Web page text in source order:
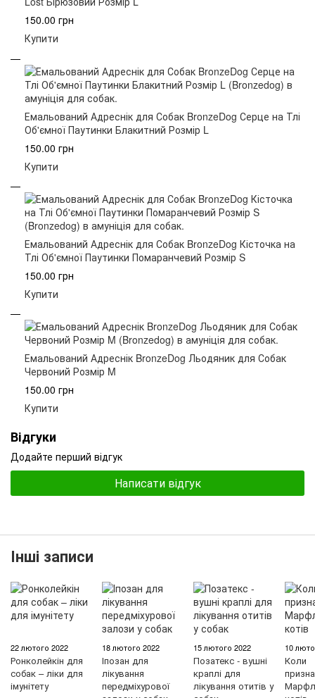
150.00 грн
Купити
Емальований Адреснік для Собак BronzeDog Серце на Тлі
Об'ємної Паутинки Блакитний Розмір L
150.00 грн
Купити
Емальований Адреснік для Собак BronzeDog Кісточка на
Тлі Об'ємної Паутинки Помаранчевий Розмір S
150.00 грн
Купити
Емальований Адреснік BronzeDog Льодяник для Собак
Червоний Розмір M
150.00 грн
Купити
Відгуки
Додайте перший відгук
Написати відгук
Інші записи
22 лютого 2022
Ронколейкін для
собак – ліки для
імунітету
18 лютого 2022
Іпозан для
лікування
передміхурової
15 лютого 2022
Позатекс - вушні
краплі для
лікування отитів у
10
Коли